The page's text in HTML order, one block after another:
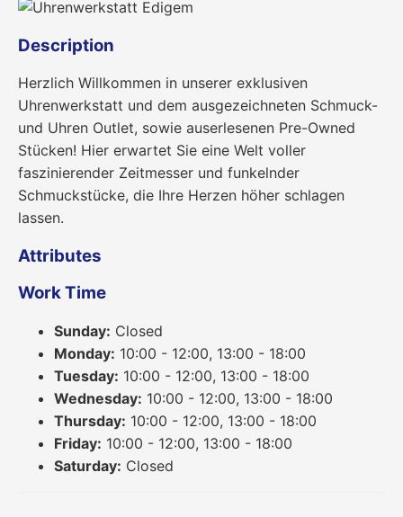
Description
Herzlich Willkommen in unserer exklusiven
Uhrenwerkstatt und dem ausgezeichneten Schmuck-
und Uhren Outlet, sowie auserlesenen Pre-Owned
Stücken! Hier erwartet Sie eine Welt voller
faszinierender Zeitmesser und funkelnder
Schmuckstücke, die Ihre Herzen höher schlagen
lassen.
Attributes
Work Time
Sunday: Closed
Monday: 10:00 - 12:00, 13:00 - 18:00
Tuesday: 10:00 - 12:00, 13:00 - 18:00
Wednesday: 10:00 - 12:00, 13:00 - 18:00
Thursday: 10:00 - 12:00, 13:00 - 18:00
Friday: 10:00 - 12:00, 13:00 - 18:00
Saturday: Closed